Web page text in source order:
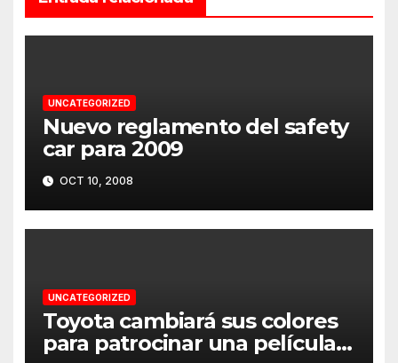
UNCATEGORIZED
Nuevo reglamento del safety
car para 2009
OCT 10, 2008
UNCATEGORIZED
Toyota cambiará sus colores
para patrocinar una película